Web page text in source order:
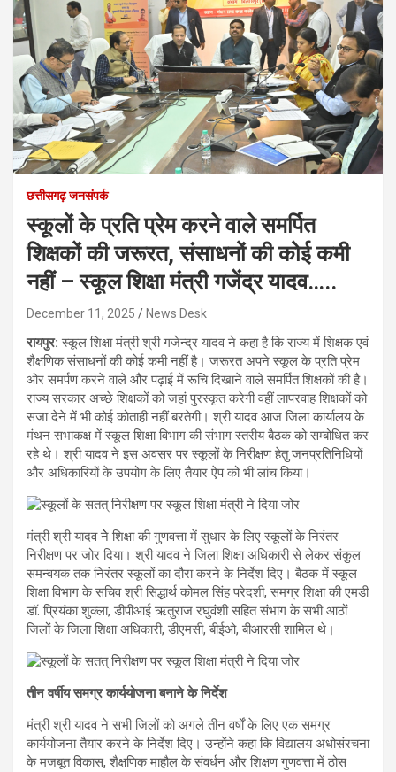
छत्तीसगढ़ जनसंपर्क
स्कूलों के प्रति प्रेम करने वाले समर्पित
शिक्षकों की जरूरत, संसाधनों की कोई कमी
नहीं – स्कूल शिक्षा मंत्री गजेंद्र यादव…..
December 11, 2025 News Desk
रायपुर:स्कूल शिक्षा मंत्री श्री गजेन्द्र यादव ने कहा है कि राज्य में शिक्षक एवं
शैक्षणिक संसाधनों की कोई कमी नहीं है। जरूरत अपने स्कूल के प्रति प्रेम
ओर समर्पण करने वाले और पढ़ाई में रूचि दिखाने वाले समर्पित शिक्षकों की है।
राज्य सरकार अच्छे शिक्षकों को जहां पुरस्कृत करेगी वहीं लापरवाह शिक्षकों को
सजा देने में भी कोई कोताही नहीं बरतेगी। श्री यादव आज जिला कार्यालय के
मंथन सभाकक्ष में स्कूल शिक्षा विभाग की संभाग स्तरीय बैठक को सम्बोधित कर
रहे थे। श्री यादव ने इस अवसर पर स्कूलों के निरीक्षण हेतु जनप्रतिनिधियों
और अधिकारियों के उपयोग के लिए तैयार ऐप को भी लांच किया।
मंत्री श्री यादव नेे शिक्षा की गुणवत्ता में सुधार के लिए स्कूलों के निरंतर
निरीक्षण पर जोर दिया। श्री यादव ने जिला शिक्षा अधिकारी से लेकर संकुल
समन्वयक तक निरंतर स्कूलों का दौरा करने के निर्देश दिए। बैठक में स्कूल
शिक्षा विभाग के सचिव श्री सिद्धार्थ कोमल सिंह परेदशी, समग्र शिक्षा की एमडी
डॉ. प्रियंका शुक्ला, डीपीआई ऋतुराज रघुवंशी सहित संभाग के सभी आठों
जिलों के जिला शिक्षा अधिकारी, डीएमसी, बीईओ, बीआरसी शामिल थे।
तीन वर्षीय समग्र कार्ययोजना बनाने के निर्देश
मंत्री श्री यादव ने सभी जिलों को अगले तीन वर्षों के लिए एक समग्र
कार्ययोजना तैयार करने के निर्देश दिए। उन्होंने कहा कि विद्यालय अधोसंरचना
के मजबूत विकास, शैक्षणिक माहौल के संवर्धन और शिक्षण गुणवत्ता में ठोस